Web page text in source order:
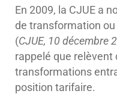
En 2009, la CJUE a
de transformation
(CJUE, 10 décembre
rappelé que
transformations
position tarifaire.